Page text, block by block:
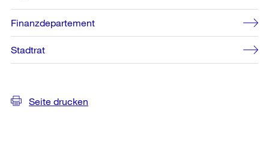
Finanzdepartement
Stadtrat
Seite drucken